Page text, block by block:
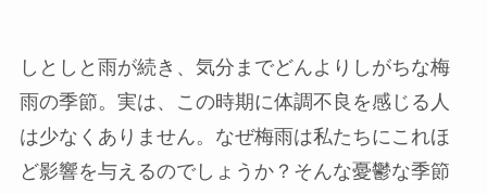
しとしと雨が続き、気分までどんよりしがちな梅
雨の季節。実は、この時期に体調不良を感じる人
は少なくありません。なぜ梅雨は私たちにこれほ
ど影響を与えるのでしょうか？そんな憂鬱な季節